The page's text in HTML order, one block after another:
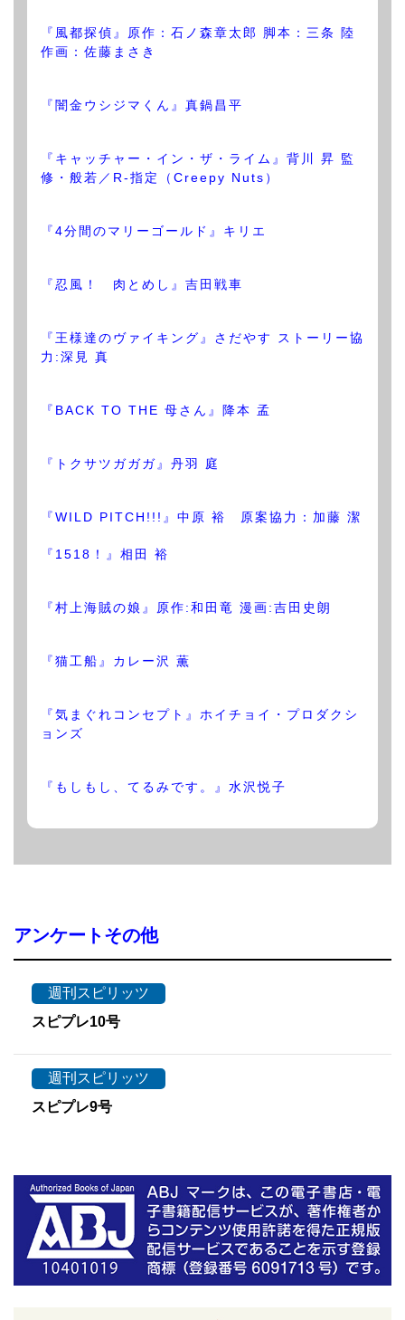
『風都探偵』原作：石ノ森章太郎 脚本：三条 陸
作画：佐藤まさき
『闇金ウシジマくん』真鍋昌平
『キャッチャー・イン・ザ・ライム』背川 昇 監
修・般若／R-指定（Creepy Nuts）
『4分間のマリーゴールド』キリエ
『忍風！ 肉とめし』吉田戦車
『王様達のヴァイキング』さだやす ストーリー協
力:深見 真
『BACK TO THE 母さん』降本 孟
『トクサツガガガ』丹羽 庭
『WILD PITCH!!!』中原 裕 原案協力：加藤 潔
『1518！』相田 裕
『村上海賊の娘』原作:和田竜 漫画:吉田史朗
『猫工船』カレー沢 薫
『気まぐれコンセプト』ホイチョイ・プロダクシ
ョンズ
『もしもし、てるみです。』水沢悦子
アンケートその他
週刊スピリッツ
スピプレ10号
週刊スピリッツ
スピプレ9号